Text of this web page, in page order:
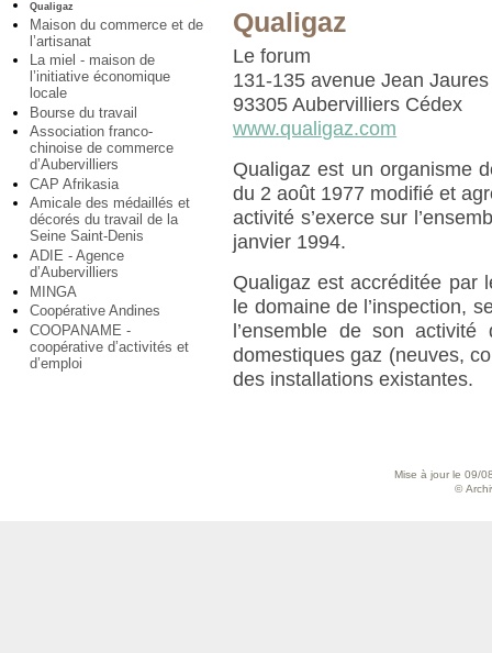
Qualigaz
Maison du commerce et de
l’artisanat
La miel - maison de
l’initiative économique
locale
Bourse du travail
Association franco-
chinoise de commerce
d’Aubervilliers
CAP Afrikasia
Amicale des médaillés et
décorés du travail de la
Seine Saint-Denis
ADIE - Agence
d’Aubervilliers
MINGA
Coopérative Andines
COOPANAME -
coopérative d’activités et
d’emploi
Qualigaz
Le forum
131-135 avenue Jean Jaures
93305 Aubervilliers Cédex
www.qualigaz.com
Qualigaz est un organisme
du 2 août 1977 modifié et
activité s’exerce sur
janvier 1994.
Qualigaz est accréditée par
le domaine de l’inspection,
l’ensemble de son
domestiques gaz (neuves,
des installations existantes.
Mise à jour le 09/
©